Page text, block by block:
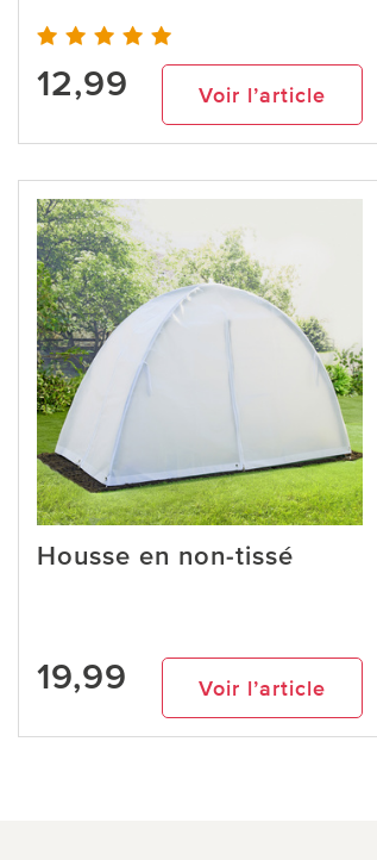
12,99 Voir l’article
Housse en non-tissé
19,99 Voir l’article